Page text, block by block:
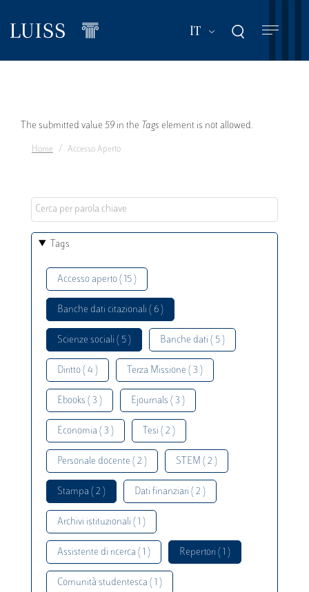
contenuto
IT Mostra ulteriori
Messaggio
di
The submitted value 59 in the Tags element is not allowed.
Home Accesso Aperto
Tags
Accesso aperto ( 15 )
Banche dati citazionali ( 6 )
Scienze sociali ( 5 ) Banche dati ( 5 )
Diritto ( 4 ) Terza Missione ( 3 )
Ebooks ( 3 ) Ejournals ( 3 )
Economia ( 3 ) Tesi ( 2 )
Personale docente ( 2 ) STEM ( 2 )
Stampa ( 2 ) Dati finanziari ( 2 )
Archivi istituzionali ( 1 )
Assistente di ricerca ( 1 ) Repertori ( 1 )
Comunità studentesca ( 1 )